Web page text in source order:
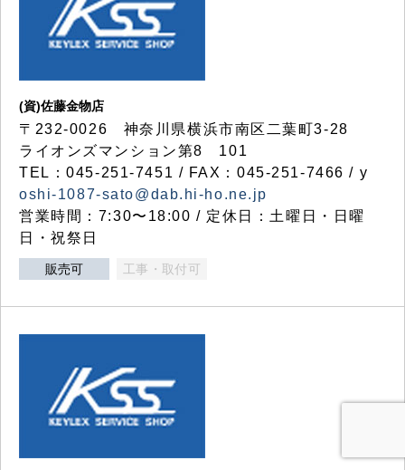
(資)佐藤金物店
〒232-0026 神奈川県横浜市南区二葉町3-28
ライオンズマンション第8 101
TEL：045-251-7451 / FAX：045-251-7466 / y
oshi-1087-sato@dab.hi-ho.ne.jp
営業時間：7:30〜18:00 / 定休日：土曜日・日曜
日・祝祭日
販売可 工事・取付可